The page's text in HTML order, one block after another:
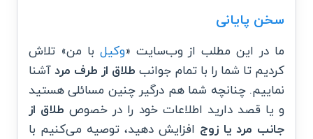
سخن پایانی
ما در این مطلب از وب‌سایت «وکیل با من» تلاش
کردیم تا شما را با تمام جوانب طلاق از طرف مردآشنا
نماییم. چنانچه شما هم درگیر چنین مسائلی هستید
و یا قصد دارید اطلاعات خود را در خصوص طلاق از
جانب مرد یا زوج افزایش دهید، توصیه می‌کنیم با